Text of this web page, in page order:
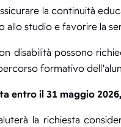
la continuità
allo studio e favorire la
disabilità possono
formativo
entro il 31 maggio
la richiesta